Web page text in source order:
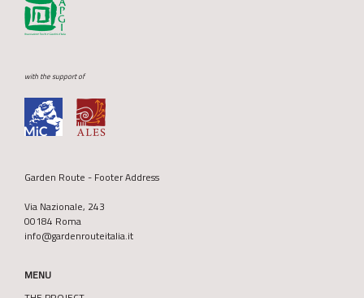
with the support of
Garden Route - Footer Address
Via Nazionale, 243
00184 Roma
info@gardenrouteitalia.it
MENU